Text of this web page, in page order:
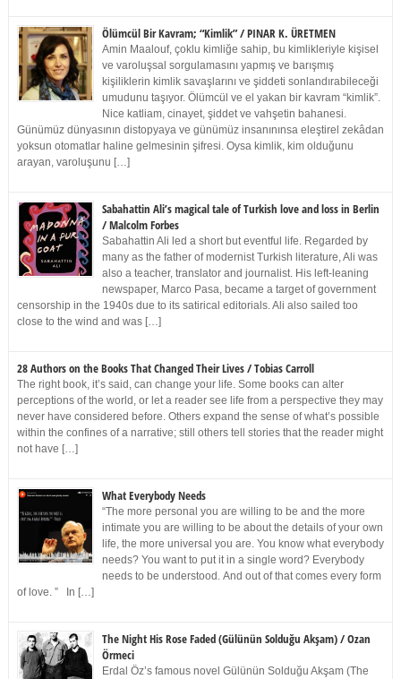
Ölümcül Bir Kavram; “Kimlik” / PINAR K. ÜRETMEN
Amin Maalouf, çoklu kimliğe sahip, bu kimlikleriyle kişisel
ve varoluşsal sorgulamasını yapmış ve barışmış
kişiliklerin kimlik savaşlarını ve şiddeti sonlandırabileceği
umudunu taşıyor. Ölümcül ve el yakan bir kavram “kimlik”.
Nice katliam, cinayet, şiddet ve vahşetin bahanesi.
Günümüz dünyasının distopyaya ve günümüz insanınınsa eleştirel zekâdan
yoksun otomatlar haline gelmesinin şifresi. Oysa kimlik, kim olduğunu
arayan, varoluşunu […]
Sabahattin Ali’s magical tale of Turkish love and loss in Berlin
/ Malcolm Forbes
Sabahattin Ali led a short but eventful life. Regarded by
many as the father of modernist Turkish literature, Ali was
also a teacher, translator and journalist. His left-leaning
newspaper, Marco Pasa, became a target of government
censorship in the 1940s due to its satirical editorials. Ali also sailed too
close to the wind and was […]
28 Authors on the Books That Changed Their Lives / Tobias Carroll
The right book, it’s said, can change your life. Some books can alter
perceptions of the world, or let a reader see life from a perspective they may
never have considered before. Others expand the sense of what’s possible
within the confines of a narrative; still others tell stories that the reader might
not have […]
What Everybody Needs
“The more personal you are willing to be and the more
intimate you are willing to be about the details of your own
life, the more universal you are. You know what everybody
needs? You want to put it in a single word? Everybody
needs to be understood. And out of that comes every form
of love. ” In […]
The Night His Rose Faded (Gülünün Solduğu Akşam) / Ozan
Örmeci
Erdal Öz’s famous novel Gülünün Solduğu Akşam (The